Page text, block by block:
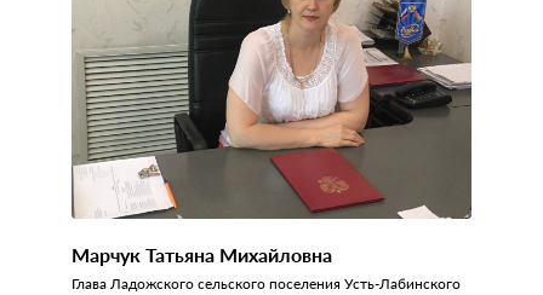
Марчук Татьяна Михайловна
Глава Ладожского сельского поселения Усть-Лабинского